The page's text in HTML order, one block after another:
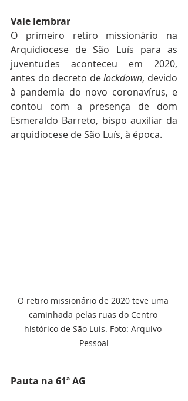
Vale lembrar
O primeiro retiro missionário na
Arquidiocese de São Luís para as
juventudes aconteceu em 2020,
antes do decreto de lockdown, devido
à pandemia do novo coronavírus, e
contou com a presença de dom
Esmeraldo Barreto, bispo auxiliar da
arquidiocese de São Luís, à época.
O retiro missionário de 2020 teve uma
caminhada pelas ruas do Centro
histórico de São Luís. Foto: Arquivo
Pessoal
Pauta na 61ª AG